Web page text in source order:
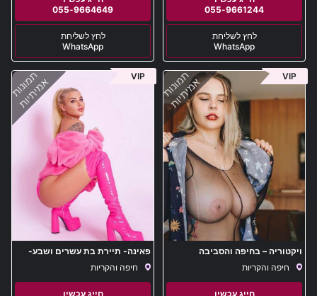
055-9661244
WhatsApp
055-9664649
WhatsApp
תמונות
אמיתיות VIP
ויקטוריה – בחיפה והסביבה
חיפה והקריות
תמונות
אמיתיות VIP
פאינה- תיירת בת עשרים ושבע-
באור הצפון
חיפה והקריות